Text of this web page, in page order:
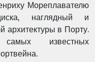
Мореплавателю
наглядный и
архитектуры в Порту.
известных